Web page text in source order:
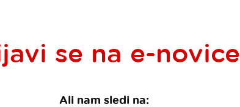
se na e-novice
Ali nam sledi na: